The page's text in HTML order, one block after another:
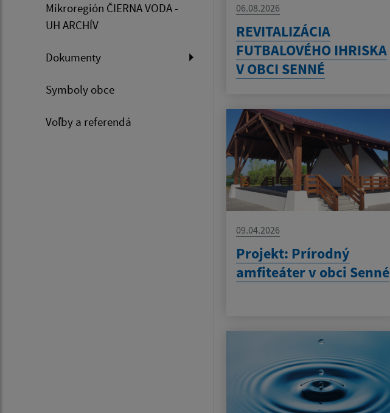
Mikroregión ČIERNA VODA -
UH ARCHÍV
Dokumenty
Symboly obce
Voľby a referendá
06.08.2026
REVITALIZÁCIA
FUTBALOVÉHO IHRISKA
V OBCI SENNÉ
09.04.2026
Projekt: Prírodný
amfiteáter v obci Senné